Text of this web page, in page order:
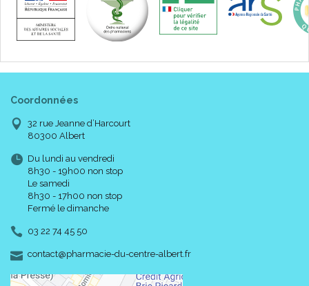
Coordonnées
32 rue Jeanne d’Harcourt
80300 Albert
Du lundi au vendredi
8h30 - 19h00 non stop
Le samedi
8h30 - 17h00 non stop
Fermé le dimanche
03 22 74 45 50
contact-
@-
pharmacie-du-centre-albert.fr